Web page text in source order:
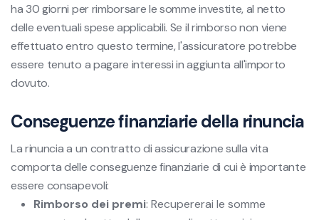
ha 30 giorni per rimborsare le somme investite, al netto
delle eventuali spese applicabili. Se il rimborso non viene
effettuato entro questo termine, l'assicuratore potrebbe
essere tenuto a pagare interessi in aggiunta all'importo
dovuto.
Conseguenze finanziarie della rinuncia
La rinuncia a un contratto di assicurazione sulla vita
comporta delle conseguenze finanziarie di cui è importante
essere consapevoli:
Rimborso dei premi: Recupererai le somme